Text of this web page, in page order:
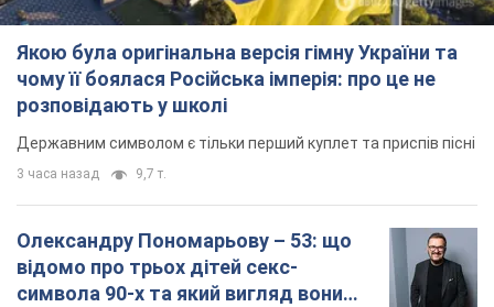
Якою була оригінальна версія гімну України та
чому її боялася Російська імперія: про це не
розповідають у школі
Державним символом є тільки перший куплет та приспів пісні
3 часа назад 9,7 т.
Олександру Пономарьову – 53: що
відомо про трьох дітей секс-
символа 90-х та який вигляд вони